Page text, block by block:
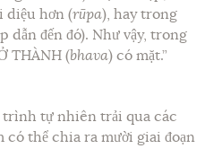
diệu hơn (rūpa), hay trong
dẫn đến đó). Như vậy, trong
THÀNH (bhava) có mặt.”
tự nhiên trải qua các
có thể chia ra mười giai đoạn